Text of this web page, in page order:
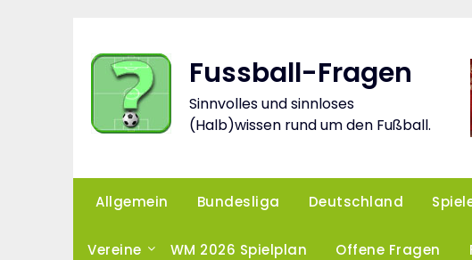
Fussball-Fragen
Sinnvolles und sinnloses
(Halb)wissen rund um den Fußball.
Allgemein Bundesliga Deutschland
Vereine WM 2026 Spielplan Offene Fragen